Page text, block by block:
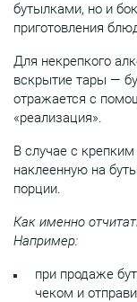
бутылками, но и
приготовления
Для некрепкого
вскрытие тары —
отражается с
«реализация».
В случае с
наклеенную на
порции.
Как именно
Например:
при продаже
чеком и